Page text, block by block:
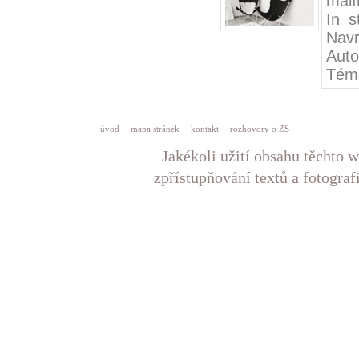
In
úvod · mapa stránek · kontakt · rozhovory o ZS
Jakékoli užití obsahu těchto
zpřístupňování textů a